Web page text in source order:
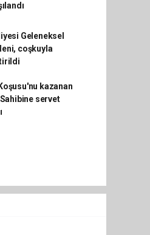
Geleneksel
coşkuyla
kazanan
servet